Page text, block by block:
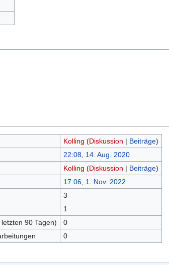
Kolling (Diskussion | Beiträge)
22:08, 14. Aug. 2020
Kolling (Diskussion | Beiträge)
17:06, 1. Nov. 2022
3
1
90 Tagen)
0
0